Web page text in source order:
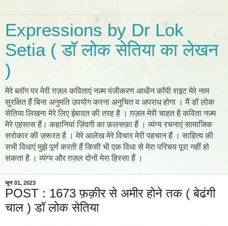
Expressions by Dr Lok
Setia ( डॉ लोक सेतिया का लेखन
)
मेरे ब्लॉग पर मेरी ग़ज़ल कविताएं नज़्म पंजीकरण आधीन कॉपी राइट मेरे नाम
सुरक्षित हैं बिना अनुमति उपयोग करना अनुचित व अपराध होगा । मैं डॉ लोक
सेतिया लिखना मेरे लिए ईबादत की तरह है । ग़ज़ल मेरी चाहत है कविता नज़्म
मेरे एहसास हैं। कहानियां ज़िंदगी का फ़लसफ़ा हैं । व्यंग्य रचनाएं सामाजिक
सरोकार की ज़रूरत है । मेरे आलेख मेरे विचार मेरी पहचान हैं । साहित्य की
सभी विधाएं मुझे पूर्ण करती हैं किसी भी एक विधा से मेरा परिचय पूरा नहीं हो
सकता है । व्यंग्य और ग़ज़ल दोनों मेरा हिस्सा हैं ।
जून 01, 2023
POST : 1673 फ़क़ीर से अमीर होने तक ( बेढंगी
चाल ) डॉ लोक सेतिया